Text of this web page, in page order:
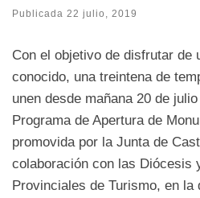
Publicada 22 julio, 2019
Con el objetivo de disfrutar de
conocido, una treintena de
unen desde mañana 20 de
Programa de Apertura de
promovida por la Junta de
colaboración con las Diócesis
Provinciales de Turismo, en la